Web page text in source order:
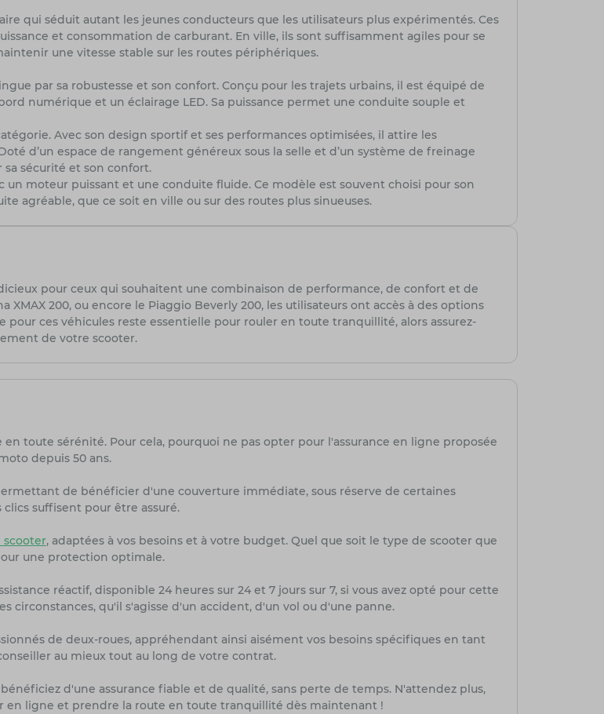
qui séduit autant les jeunes conducteurs que les utilisateurs plus expérimentés. Ces
et consommation de carburant. En ville, ils sont suffisamment agiles pour se
une vitesse stable sur les routes périphériques.
par sa robustesse et son confort. Conçu pour les trajets urbains, il est équipé de
numérique et un éclairage LED. Sa puissance permet une conduite souple et
Avec son design sportif et ses performances optimisées, il attire les
d’un espace de rangement généreux sous la selle et d’un système de freinage
sa sécurité et son confort.
moteur puissant et une conduite fluide. Ce modèle est souvent choisi pour son
agréable, que ce soit en ville ou sur des routes plus sinueuses.
pour ceux qui souhaitent une combinaison de performance, de confort et de
XMAX 200, ou encore le Piaggio Beverly 200, les utilisateurs ont accès à des options
ces véhicules reste essentielle pour rouler en toute tranquillité, alors assurez-
de votre scooter.
toute sérénité. Pour cela, pourquoi ne pas opter pour l'assurance en ligne proposée
depuis 50 ans.
de bénéficier d'une couverture immédiate, sous réserve de certaines
suffisent pour être assuré.
scooter, adaptées à vos besoins et à votre budget. Quel que soit le type de scooter que
une protection optimale.
réactif, disponible 24 heures sur 24 et 7 jours sur 7, si vous avez opté pour cette
circonstances, qu'il s'agisse d'un accident, d'un vol ou d'une panne.
de deux-roues, appréhendant ainsi aisément vos besoins spécifiques en tant
au mieux tout au long de votre contrat.
d'une assurance fiable et de qualité, sans perte de temps. N'attendez plus,
en ligne et prendre la route en toute tranquillité dès maintenant !